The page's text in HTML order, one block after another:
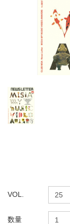
VOL.
数量